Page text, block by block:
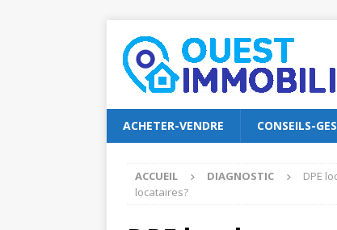
ACHETER-VENDRE CONSEILS-
ACCUEIL DIAGNOSTIC
DPE
locataires?